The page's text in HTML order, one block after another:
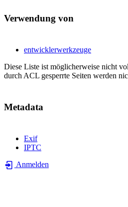
Verwendung von
entwicklerwerkzeuge
Diese Liste ist möglicherweise nicht
durch ACL gesperrte Seiten werden
Metadata
Exif
IPTC
Anmelden